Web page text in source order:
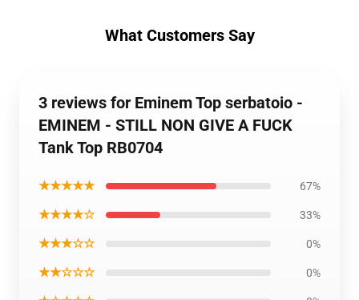
What Customers Say
3 reviews for Eminem Top serbatoio -
EMINEM - STILL NON GIVE A FUCK
Tank Top RB0704
★★★★★ 67%
★★★★☆ 33%
★★★☆☆ 0%
★★☆☆☆ 0%